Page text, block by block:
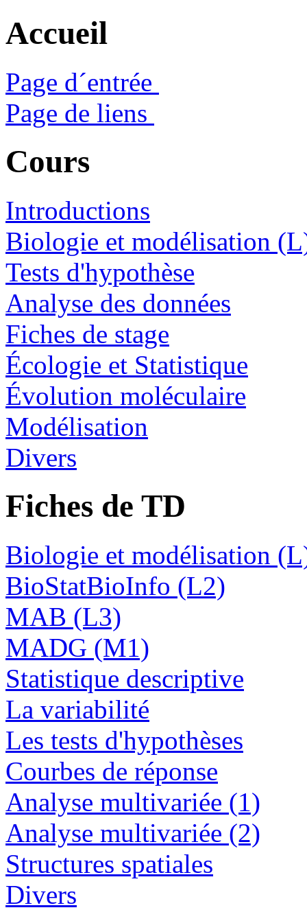
Accueil
Page d´entrée
Page de liens
Cours
Introductions
Biologie et modélisation
Tests d'hypothèse
Analyse des données
Fiches de stage
Écologie et Statistique
Évolution moléculaire
Modélisation
Divers
Fiches de TD
Biologie et modélisation
BioStatBioInfo (L2)
MAB (L3)
MADG (M1)
Statistique descriptive
La variabilité
Les tests d'hypothèses
Courbes de réponse
Analyse multivariée (1)
Analyse multivariée (2)
Structures spatiales
Divers